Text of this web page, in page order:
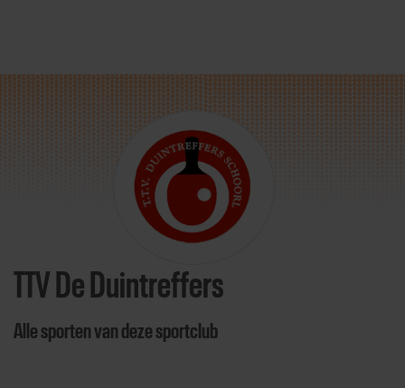
Direct door naar content
TTV De Duintreffers
Alle sporten van deze sportclub